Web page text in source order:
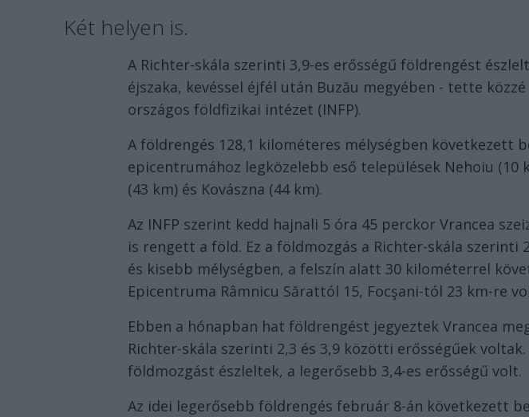
Két helyen is.
A Richter-skála szerinti 3,9-es erősségű földrengést
éjszaka, kevéssel éjfél után Buzău megyében - tette
országos földfizikai intézet (INFP).
A földrengés 128,1 kilométeres mélységben következett
epicentrumához legközelebb eső települések Nehoiu (10
(43 km) és Kovászna (44 km).
Az INFP szerint kedd hajnali 5 óra 45 perckor Vrancea
is rengett a föld. Ez a földmozgás a Richter-skála szerinti
és kisebb mélységben, a felszín alatt 30 kilométerrel
Epicentruma Râmnicu Sărattól 15, Focşani-tól 23 km-re
Ebben a hónapban hat földrengést jegyeztek Vrancea
Richter-skála szerinti 2,3 és 3,9 közötti erősségűek
földmozgást észleltek, a legerősebb 3,4-es erősségű volt.
Az idei legerősebb földrengés február 8-án következett